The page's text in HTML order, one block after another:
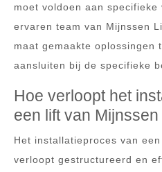
moet voldoen aan
ervaren team van Mijnssen
maat gemaakte oplossingen
aansluiten bij de specifieke
Hoe verloopt het
een lift van
Het installatieproces van
verloopt gestructureerd en